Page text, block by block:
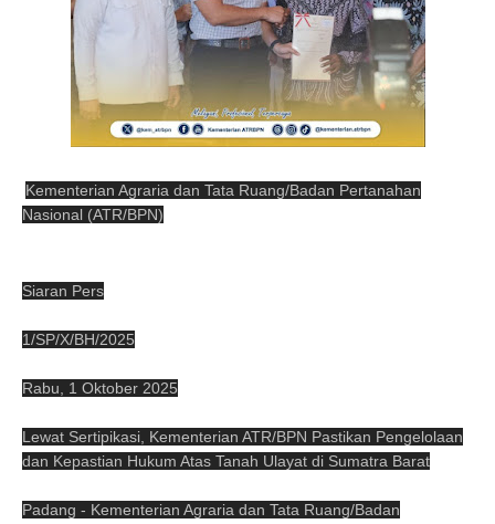
Kementerian Agraria dan Tata Ruang/Badan Pertanahan
Nasional (ATR/BPN)
Siaran Pers
1/SP/X/BH/2025
Rabu, 1 Oktober 2025
Lewat Sertipikasi, Kementerian ATR/BPN Pastikan Pengelolaan
dan Kepastian Hukum Atas Tanah Ulayat di Sumatra Barat
Padang - Kementerian Agraria dan Tata Ruang/Badan